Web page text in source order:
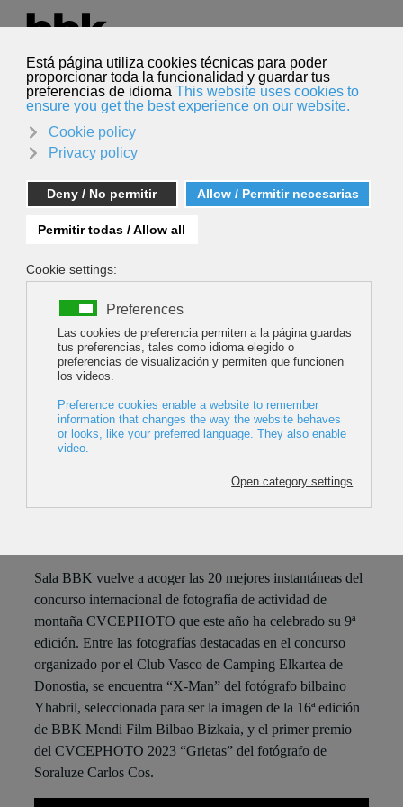
Seleccione su idioma
Español
Buscar
CVCEPHOTO 2023
Sala BBK
Sala BBK vuelve a acoger las 20 mejores instantáneas del
concurso internacional de fotografía de actividad de
montaña CVCEPHOTO que este año ha celebrado su 9ª
edición. Entre las fotografías destacadas en el concurso
organizado por el Club Vasco de Camping Elkartea de
Donostia, se encuentra “X-Man” del fotógrafo bilbaino
Yhabril, seleccionada para ser la imagen de la 16ª edición
de BBK Mendi Film Bilbao Bizkaia, y el primer premio
del CVCEPHOTO 2023 “Grietas” del fotógrafo de
Soraluze Carlos Cos.